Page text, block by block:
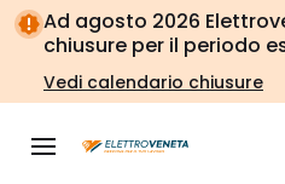
Vai alla
navigazione
Vai
alla
pagina
Ad agosto 2026
chiusure per il periodo
Vedi calendario chiusure